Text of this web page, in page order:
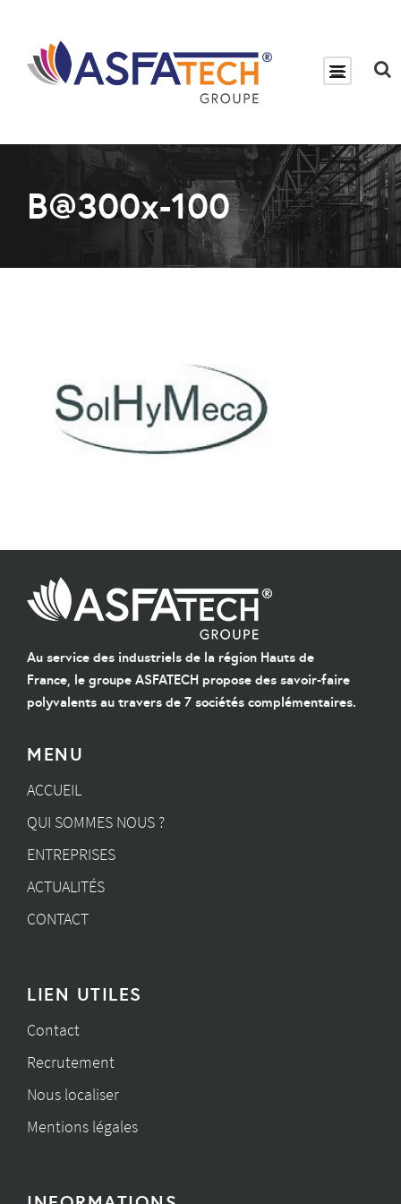
B@300x-100
Au service des industriels de la région Hauts de
France, le groupe ASFATECH propose des savoir-faire
polyvalents au travers de 7 sociétés complémentaires.
MENU
ACCUEIL
QUI SOMMES NOUS ?
ENTREPRISES
ACTUALITÉS
CONTACT
LIEN UTILES
Contact
Recrutement
Nous localiser
Mentions légales